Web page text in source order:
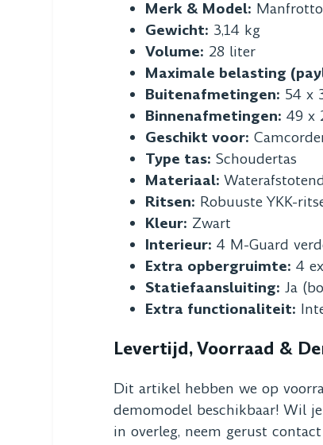
Merk & Model:
Gewicht: 3,14 kg
Volume: 28 liter
Maximale belasting
Buitenafmetingen: 54 x
Binnenafmetingen: 49 x
Geschikt voor:
Type tas: Schoudertas
Materiaal:
Ritsen: Robuuste YKK-
Kleur: Zwart
Interieur: 4 M-Guard
Extra opbergruimte: 4
Statiefaansluiting: Ja
Extra functionaliteit:
Levertijd, Voorraad &
Dit artikel hebben we op
demomodel beschikbaar! Wil
in overleg, neem gerust